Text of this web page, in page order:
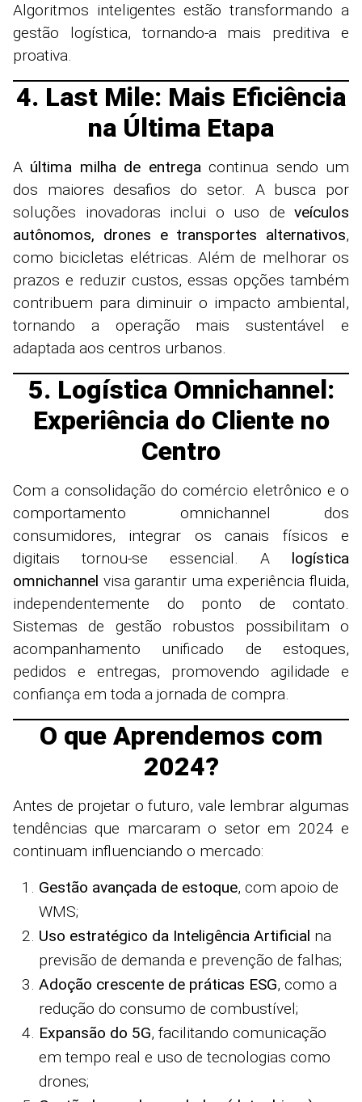
Algoritmos inteligentes estão transformando a
gestão logística, tornando-a mais preditiva e
proativa.
4. Last Mile: Mais Eficiência
na Última Etapa
A última milha de entregacontinua sendo um
dos maiores desafios do setor. A busca por
soluções inovadoras inclui o uso de veículos
autônomos, drones e transportes alternativos,
como bicicletas elétricas. Além de melhorar os
prazos e reduzir custos, essas opções também
contribuem para diminuir o impacto ambiental,
tornando a operação mais sustentável e
adaptada aos centros urbanos.
5. Logística Omnichannel:
Experiência do Cliente no
Centro
Com a consolidação do comércio eletrônico e o
comportamento omnichannel dos
consumidores, integrar os canais físicos e
digitais tornou-se essencial. A logística
omnichannel visa garantir uma experiência fluida,
independentemente do ponto de contato.
Sistemas de gestão robustos possibilitam o
acompanhamento unificado de estoques,
pedidos e entregas, promovendo agilidade e
confiança em toda a jornada de compra.
O que Aprendemos com
2024?
Antes de projetar o futuro, vale lembrar algumas
tendências que marcaram o setor em 2024 e
continuam influenciando o mercado:
Gestão avançada de estoque, com apoio de
WMS;
Uso estratégico da Inteligência Artificial na
previsão de demanda e prevenção de falhas;
Adoção crescente de práticas ESG, como a
redução do consumo de combustível;
Expansão do 5G, facilitando comunicação
em tempo real e uso de tecnologias como
drones;